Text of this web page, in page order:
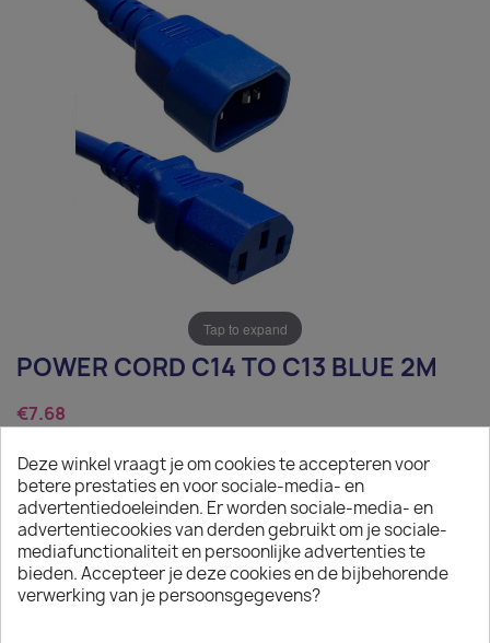
Tap to expand
POWER CORD C14 TO C13 BLUE 2M
€7.68
Tax excluded
Power Cord C14 to C13 blue 2m
Quantity
 ADD TO CART
Deze winkel vraagt je om cookies te accepteren voor
betere prestaties en voor sociale-media- en
advertentiedoeleinden. Er worden sociale-media- en
advertentiecookies van derden gebruikt om je sociale-
mediafunctionaliteit en persoonlijke advertenties te
bieden. Accepteer je deze cookies en de bijbehorende
verwerking van je persoonsgegevens?